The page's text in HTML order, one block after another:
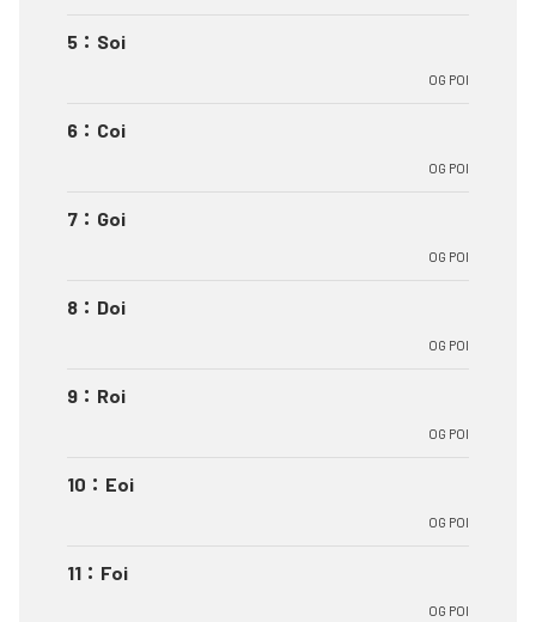
5 ： Soi
OG POI
6 ： Coi
OG POI
7 ： Goi
OG POI
8 ： Doi
OG POI
9 ： Roi
OG POI
10 ： Eoi
OG POI
11 ： Foi
OG POI